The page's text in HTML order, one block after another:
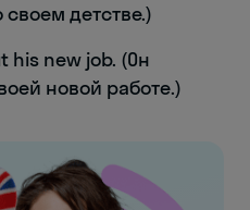
детстве.)
his new job. (Он
новой работе.)